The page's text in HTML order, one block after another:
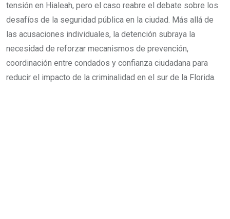
tensión en Hialeah, pero el caso reabre el debate sobre los
desafíos de la seguridad pública en la ciudad. Más allá de
las acusaciones individuales, la detención subraya la
necesidad de reforzar mecanismos de prevención,
coordinación entre condados y confianza ciudadana para
reducir el impacto de la criminalidad en el sur de la Florida.